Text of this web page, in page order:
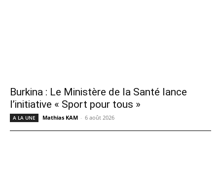
Burkina : Le Ministère de la Santé lance
l’initiative « Sport pour tous »
A LA UNE Mathias KAM - 6 août 2026